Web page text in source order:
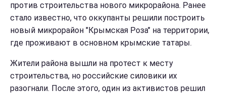
против строительства нового микрорайона. Ранее
стало известно, что оккупанты решили построить
новый микрорайон "Крымская Роза" на территории,
где проживают в основном крымские татары.
Жители района вышли на протест к месту
строительства, но российские силовики их
разогнали. После этого, один из активистов решил